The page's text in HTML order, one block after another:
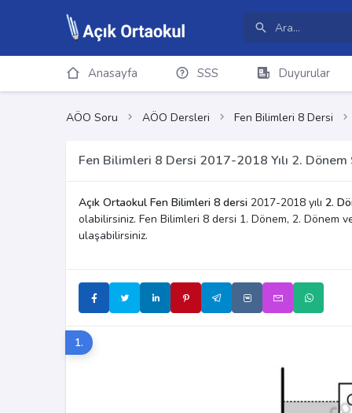
Anasayfa SSS Duyurular
AÖO Soru AÖO Dersleri Fen Bilimleri 8 Dersi
Fen Bilimleri 8 Dersi 2017-2018 Yılı 2. Dönem
Açık Ortaokul Fen Bilimleri 8 dersi 2017-2018 yılı 2.
olabilirsiniz. Fen Bilimleri 8 dersi 1. Dönem, 2. Dönem
ulaşabilirsiniz.
1.